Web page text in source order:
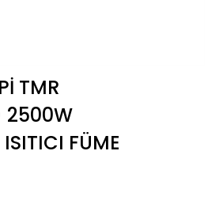
TMR
2500W
FÜME